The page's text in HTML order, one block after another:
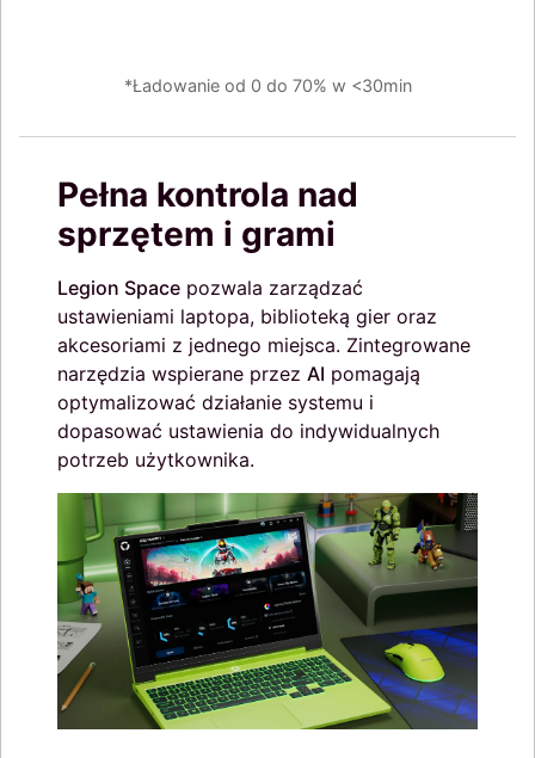
*Ładowanie od 0 do 70% w <30min
Pełna kontrola nad
sprzętem i grami
Legion Space pozwala zarządzać
ustawieniami laptopa, biblioteką gier oraz
akcesoriami z jednego miejsca. Zintegrowane
narzędzia wspierane przez AI pomagają
optymalizować działanie systemu i
dopasować ustawienia do indywidualnych
potrzeb użytkownika.